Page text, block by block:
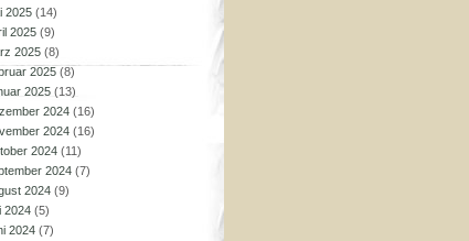
2025 (14)
2025 (9)
2025 (8)
2025 (8)
2025 (13)
2024 (16)
2024 (16)
2024 (11)
2024 (7)
2024 (9)
2024 (5)
2024 (7)